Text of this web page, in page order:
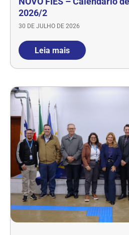
2026/2
30 DE JULHO DE 2026
Leia mais